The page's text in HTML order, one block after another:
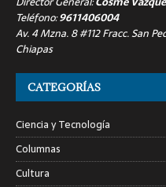
Teléfono:9611406004
Av. 4 Mzna. 8 #112 Fracc. San
Chiapas
CATEGORÍAS
Ciencia y Tecnología
Columnas
Cultura